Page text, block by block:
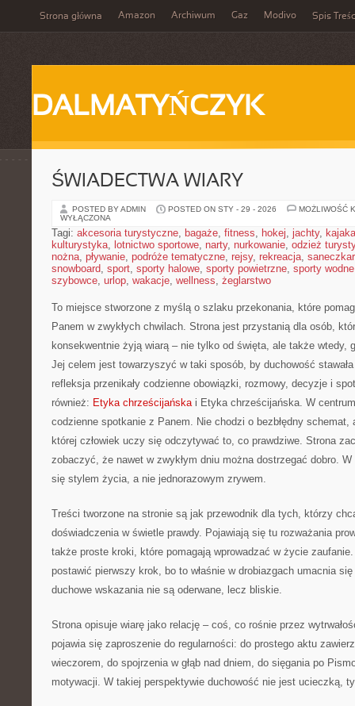
Strona główna Amazon Archiwum Gaz Modivo Spis
DALMATYŃCZYK
ŚWIADECTWA WIARY
POSTED BY ADMIN POSTED ON STY - 29 - 2026
MOŻLIWOŚĆ
WYŁĄCZONA
Tagi: akcesoria turystyczne, bagaże, fitness, hokej, jachty,
kulturystyka, lotnictwo sportowe, narty, nurkowanie, odzież
nożna, pływanie, podróże tematyczne, rejsy, rekreacja,
snowboard, sport, sporty halowe, sporty powietrzne, sporty wodne
szybowce, urlop, wakacje, wellness, żeglarstwo
To miejsce stworzone z myślą o szlaku przekonania, które
Panem w zwykłych chwilach. Strona jest przystanią dla osób,
konsekwentnie żyją wiarą – nie tylko od święta, ale także wtedy,
Jej celem jest towarzyszyć w taki sposób, by duchowość
refleksja przenikały codzienne obowiązki, rozmowy, decyzje i
również: Etyka chrześcijańskai Etyka chrześcijańska. W
codzienne spotkanie z Panem. Nie chodzi o bezbłędny schemat,
której człowiek uczy się odczytywać to, co prawdziwe. Strona
zobaczyć, że nawet w zwykłym dniu można dostrzegać dobro.
się stylem życia, a nie jednorazowym zrywem.
Treści tworzone na stronie są jak przewodnik dla tych, którzy
doświadczenia w świetle prawdy. Pojawiają się tu rozważania
także proste kroki, które pomagają wprowadzać w życie
postawić pierwszy krok, bo to właśnie w drobiazgach umacnia
duchowe wskazania nie są oderwane, lecz bliskie.
Strona opisuje wiarę jako relację – coś, co rośnie przez
pojawia się zaproszenie do regularności: do prostego aktu
wieczorem, do spojrzenia w głąb nad dniem, do sięgania po
motywacji. W takiej perspektywie duchowość nie jest ucieczką,